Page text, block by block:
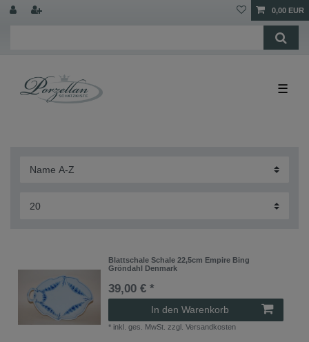
0,00 EUR
☰
Blattschale Schale 22,5cm Empire Bing
Gröndahl Denmark
39,00 € *
In den Warenkorb
* inkl. ges. MwSt. zzgl.Versandkosten